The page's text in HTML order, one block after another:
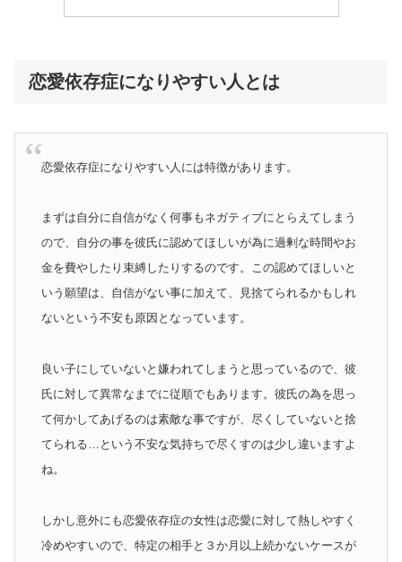
恋愛依存症になりやすい人とは
恋愛依存症になりやすい人には特徴があります。
まずは自分に自信がなく何事もネガティブにとらえてしまう
ので、自分の事を彼氏に認めてほしいが為に過剰な時間やお
金を費やしたり束縛したりするのです。この認めてほしいと
いう願望は、自信がない事に加えて、見捨てられるかもしれ
ないという不安も原因となっています。
良い子にしていないと嫌われてしまうと思っているので、彼
氏に対して異常なまでに従順でもあります。彼氏の為を思っ
て何かしてあげるのは素敵な事ですが、尽くしていないと捨
てられる…という不安な気持ちで尽くすのは少し違いますよ
ね。
しかし意外にも恋愛依存症の女性は恋愛に対して熱しやすく
冷めやすいので、特定の相手と３か月以上続かないケースが